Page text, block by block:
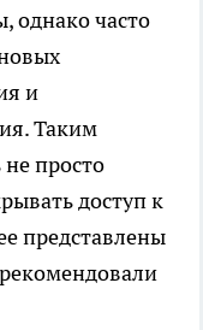
однако часто
и
Таким
просто
доступ к
представлены